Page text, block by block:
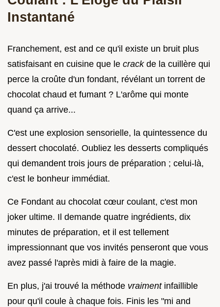
Instantané
Franchement, est and ce qu'il existe un bruit plus
satisfaisant en cuisine que le crack de la cuillère qui
perce la croûte d'un fondant, révélant un torrent de
chocolat chaud et fumant ? L'arôme qui monte
quand ça arrive...
C'est une explosion sensorielle, la quintessence du
dessert chocolaté. Oubliez les desserts compliqués
qui demandent trois jours de préparation ; celui-là,
c'est le bonheur immédiat.
Ce Fondant au chocolat cœur coulant, c'est mon
joker ultime. Il demande quatre ingrédients, dix
minutes de préparation, et il est tellement
impressionnant que vos invités penseront que vous
avez passé l'après midi à faire de la magie.
En plus, j'ai trouvé la méthode vraiment infaillible
pour qu'il coule à chaque fois. Finis les "mi and